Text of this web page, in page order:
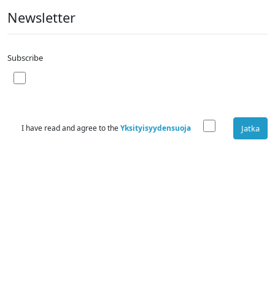
Newsletter
Subscribe
I have read and agree to theYksityisyydensuoja Jatka